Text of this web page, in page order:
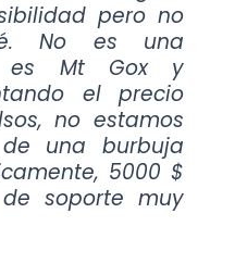
pero no
No es una
es Mt Gox y
el precio
no estamos
una burbuja
5000 $
soporte muy